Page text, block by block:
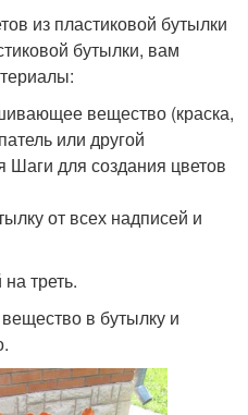
из пластиковой бутылки
бутылки, вам
вещество (краска,
или другой
для создания цветов
от всех надписей и
треть.
в бутылку и